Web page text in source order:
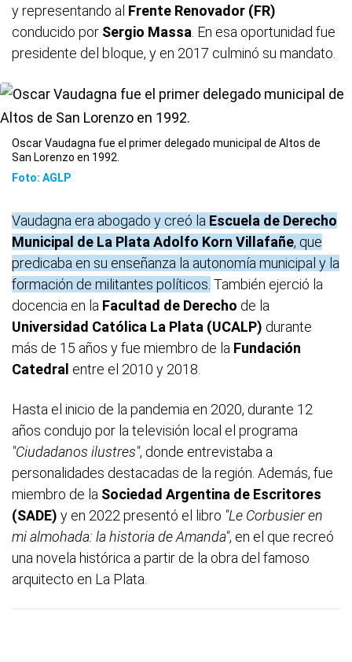
y representando al Frente Renovador (FR)
conducido por Sergio Massa . En esa oportunidad fue
presidente del bloque, y en 2017 culminó su mandato.
Oscar Vaudagna fue el primer delegado municipal de Altos de
San Lorenzo en 1992.
Foto: AGLP
Vaudagna era abogado y creó la Escuela de Derecho
Municipal de La Plata Adolfo Korn Villafañe, que
predicaba en su enseñanza la autonomía municipal y la
formación de militantes políticos. También ejerció la
docencia en la Facultad de Derecho de la
Universidad Católica La Plata (UCALP) durante
más de 15 años y fue miembro de la Fundación
Catedral entre el 2010 y 2018.
Hasta el inicio de la pandemia en 2020, durante 12
años condujo por la televisión local el programa
"Ciudadanos ilustres", donde entrevistaba a
personalidades destacadas de la región. Además, fue
miembro de la Sociedad Argentina de Escritores
(SADE) y en 2022 presentó el libro "Le Corbusier en
mi almohada: la historia de Amanda", en el que recreó
una novela histórica a partir de la obra del famoso
arquitecto en La Plata.